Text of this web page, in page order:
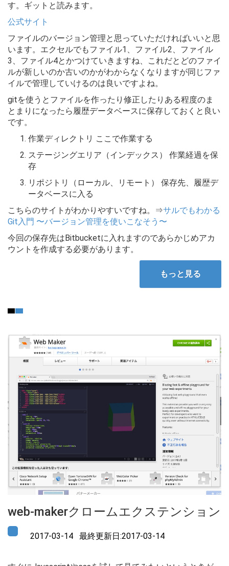
す。ギットと読みます。
公式サイト
ファイルのバージョン管理と思っていただければいいと思
います。エクセルでもファイル1、ファイル2、ファイル
3、ファイル4とかつけていきますね、これだとどのファイ
ルが新しいのか古いのかがわからなくなりますが同じファ
イルで管理していけるのは良いですよね。
gitを使うとファイルを作ったり修正したりある程度のま
とまりになったら履歴データベースに保存しておくと良い
です。
作業ディレクトリ ここで作業する
ステージングエリア（インデックス） 作業経過を保
存
リポジトリ（ローカル、リモート） 保存先、履歴デ
ータベースに入る
こちらのサイトがわかりやすいですね。⇒サルでもわかる
Git入門 〜バージョン管理を使いこなそう〜
今回の保存先はBitbucketに入れますのであらかじめアカ
ウントを作成する必要があります。
もっと見る
web-makerクロームエクステンション
2017-03-14 最終更新日:2017-03-14